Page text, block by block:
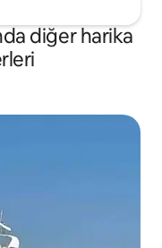
diğer harika
arasında